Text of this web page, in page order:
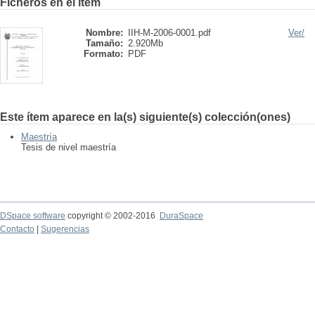
Ficheros en el ítem
Nombre:
IIH-M-2006-0001.pdf
Tamaño: 2.920Mb
Formato:
PDF
Ver/
Este ítem aparece en la(s) siguiente(s) colección(ones)
Maestría
Tesis de nivel maestría
DSpace software copyright © 2002-2016
DuraSpace
Contacto
Sugerencias